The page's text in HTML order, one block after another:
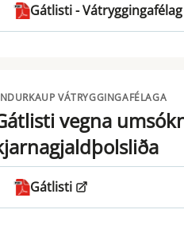
Gátlisti -
VÁTRYGGINGAFÉLAGA
vegna
Gátlisti